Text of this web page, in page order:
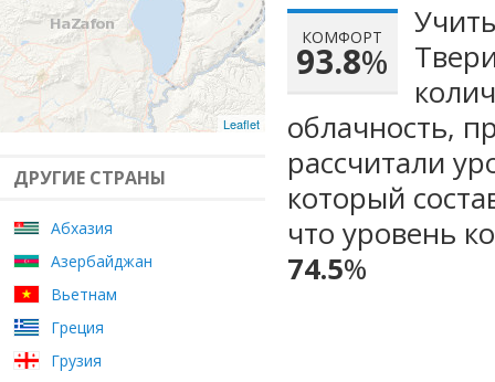
Leaflet
ДРУГИЕ СТРАНЫ
Абхазия
Азербайджан
Вьетнам
Греция
Грузия
КОМФОРТ
93.8%
облачность,
рассчитали
который
что уровень
74.5%